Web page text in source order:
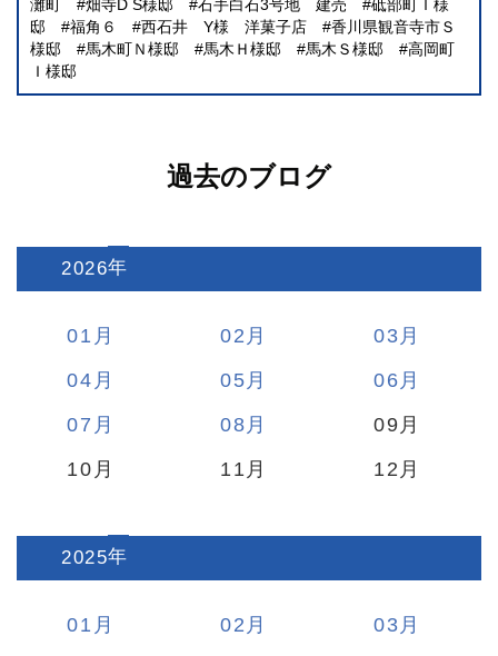
灘町 畑寺D S様邸 石手白石3号地 建売
砥部町Ｉ様
邸
福角６ 西石井 Y様 洋菓子店
香川県観音寺市Ｓ
様邸
馬木町Ｎ様邸 馬木Ｈ様邸 馬木Ｓ様邸
高岡町
Ｉ様邸
過去のブログ
2026:
01 02
03
04
05
06
07
08
09
10
11 12
2025:
01 02
03